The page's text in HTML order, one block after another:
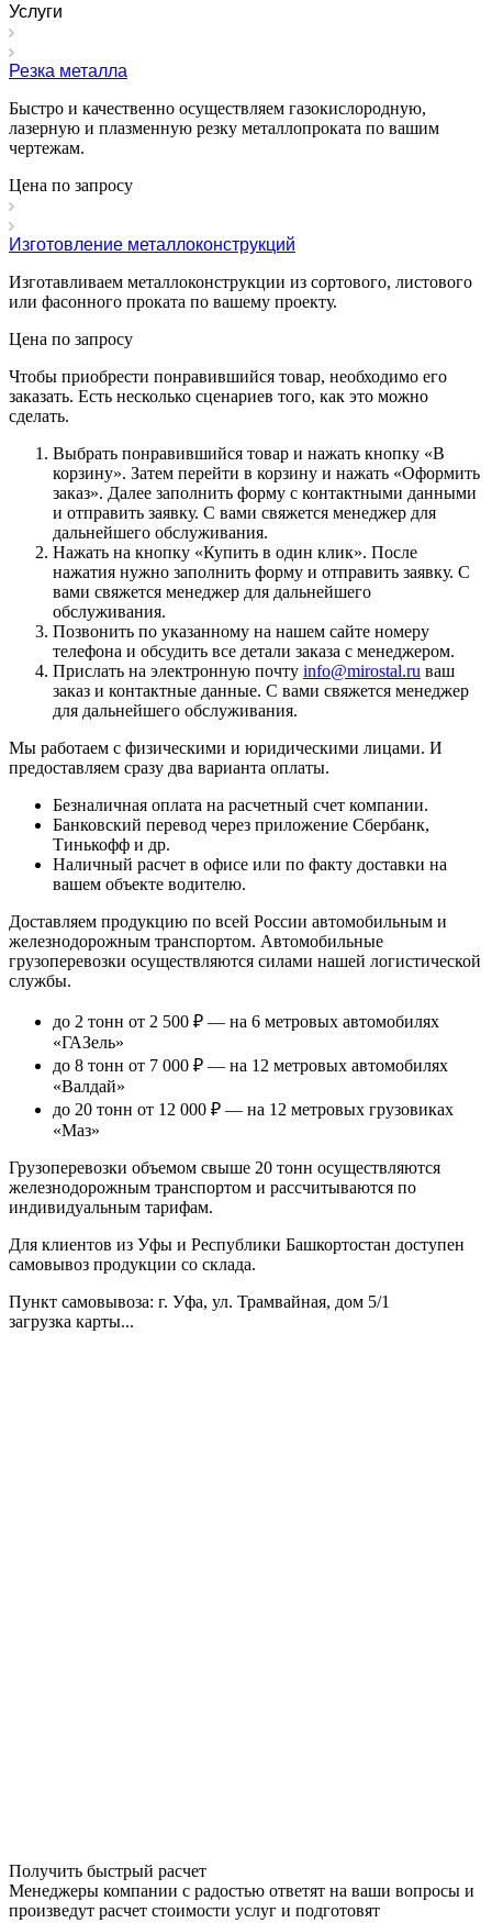
Услуги
Резка металла
Быстро и качественно осуществляем газокислородную,
лазерную и плазменную резку металлопроката по вашим
чертежам.
Цена по запросу
Изготовление металлоконструкций
Изготавливаем металлоконструкции из сортового, листового
или фасонного проката по вашему проекту.
Цена по запросу
Чтобы приобрести понравившийся товар, необходимо его
заказать. Есть несколько сценариев того, как это можно
сделать.
Выбрать понравившийся товар и нажать кнопку «В
корзину». Затем перейти в корзину и нажать «Оформить
заказ». Далее заполнить форму с контактными данными
и отправить заявку. С вами свяжется менеджер для
дальнейшего обслуживания.
Нажать на кнопку «Купить в один клик». После
нажатия нужно заполнить форму и отправить заявку. С
вами свяжется менеджер для дальнейшего
обслуживания.
Позвонить по указанному на нашем сайте номеру
телефона и обсудить все детали заказа с менеджером.
Прислать на электронную почту info@mirostal.ru ваш
заказ и контактные данные. С вами свяжется менеджер
для дальнейшего обслуживания.
Мы работаем с физическими и юридическими лицами. И
предоставляем сразу два варианта оплаты.
Безналичная оплата на расчетный счет компании.
Банковский перевод через приложение Сбербанк,
Тинькофф и др.
Наличный расчет в офисе или по факту доставки на
вашем объекте водителю.
Доставляем продукцию по всей России автомобильным и
железнодорожным транспортом. Автомобильные
грузоперевозки осуществляются силами нашей логистической
службы.
до 2 тонн от 2 500 ₽ — на 6 метровых автомобилях
«ГАЗель»
до 8 тонн от 7 000 ₽ — на 12 метровых автомобилях
«Валдай»
до 20 тонн от 12 000 ₽ — на 12 метровых грузовиках
«Маз»
Грузоперевозки объемом свыше 20 тонн осуществляются
железнодорожным транспортом и рассчитываются по
индивидуальным тарифам.
Для клиентов из Уфы и Республики Башкортостан доступен
самовывоз продукции со склада.
Пункт самовывоза: г. Уфа, ул. Трамвайная, дом 5/1
загрузка карты...
Получить быстрый расчет
Менеджеры компании с радостью ответят на ваши вопросы и
произведут расчет стоимости услуг и подготовят